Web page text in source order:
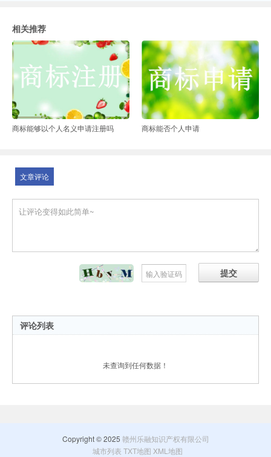
相关推荐
商标能够以个人名义申请注册吗 商标能否个人申请
文章评论
提交
评论列表
未查询到任何数据！
Copyright © 2025 赣州乐融知识产权有限公司
城市列表 TXT地图 XML地图